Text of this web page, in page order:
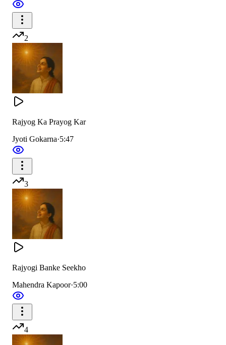
भूमि शांति ही
उदक शांति ही
वायु शांति ही
अग्नि शांति
गगन शांति
मन में शांति
तन में शांति
जन में शांति
गगन शांति
मन में शांति
तन में शांति
जन में शांति
The earth is peace,
The waters are peace,
The air is peace,
2
Rajyog Ka Prayog Kar
Jyoti Gokarna·5:47
3
Rajyogi Banke Seekho
Mahendra Kapoor·5:00
4